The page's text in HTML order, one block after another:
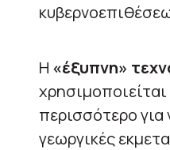
Η «έξυπνη»
χρησιμοποιείται
περισσότερο για
γεωργικές